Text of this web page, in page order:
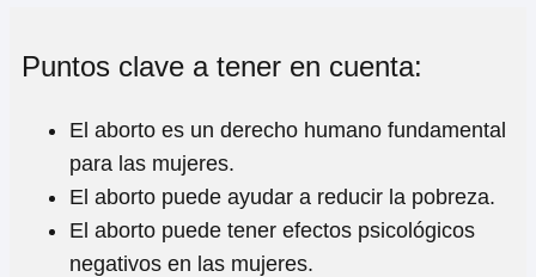
Puntos clave a tener en cuenta:
El aborto es un derecho humano fundamental
para las mujeres.
El aborto puede ayudar a reducir la pobreza.
El aborto puede tener efectos psicológicos
negativos en las mujeres.